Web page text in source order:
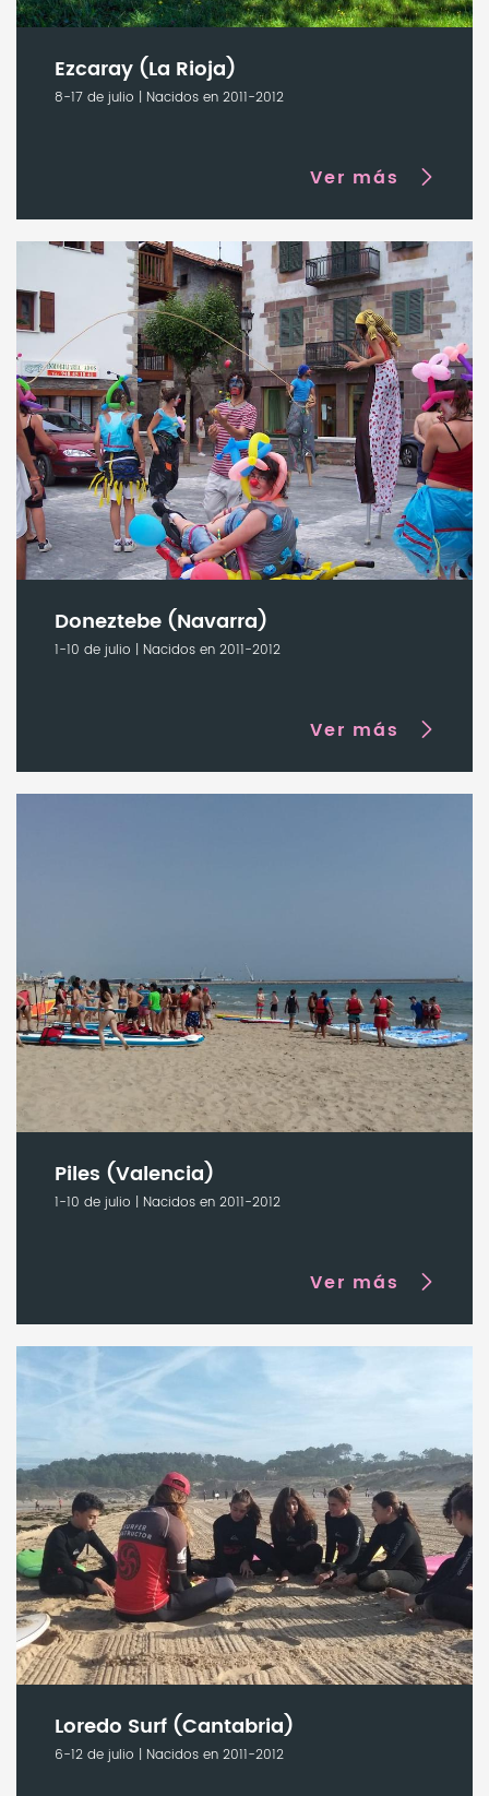
Ezcaray (La Rioja)
8-17 de julio | Nacidos en 2011-2012
Ver más
Doneztebe (Navarra)
1-10 de julio | Nacidos en 2011-2012
Ver más
Piles (Valencia)
1-10 de julio | Nacidos en 2011-2012
Ver más
Loredo Surf (Cantabria)
6-12 de julio | Nacidos en 2011-2012